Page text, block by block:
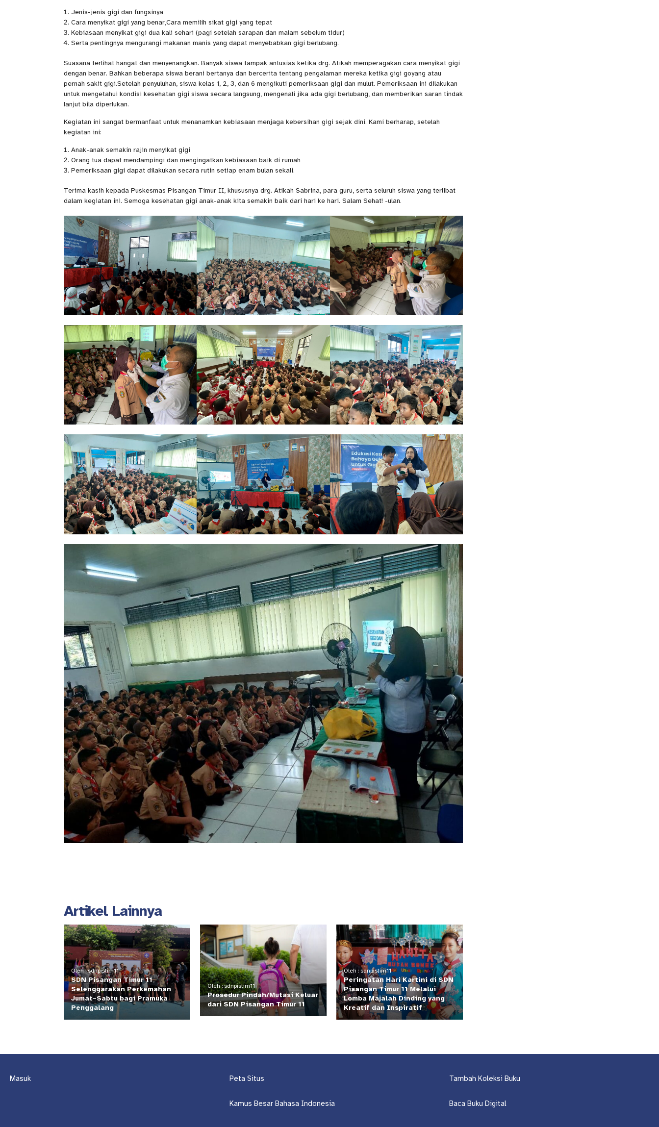
Jenis-jenis gigi dan fungsinya
Cara menyikat gigi yang benar,Cara memilih sikat gigi yang tepat
Kebiasaan menyikat gigi dua kali sehari (pagi setelah sarapan dan malam sebelum tidur)
Serta pentingnya mengurangi makanan manis yang dapat menyebabkan gigi berlubang.
Suasana terlihat hangat dan menyenangkan. Banyak siswa tampak antusias ketika drg. Atikah memperagakan cara menyikat gigi
dengan benar. Bahkan beberapa siswa berani bertanya dan bercerita tentang pengalaman mereka ketika gigi goyang atau
pernah sakit gigi.Setelah penyuluhan, siswa kelas 1, 2, 3, dan 6 mengikuti pemeriksaan gigi dan mulut. Pemeriksaan ini dilakukan
untuk mengetahui kondisi kesehatan gigi siswa secara langsung, mengenali jika ada gigi berlubang, dan memberikan saran tindak
lanjut bila diperlukan.
Kegiatan ini sangat bermanfaat untuk menanamkan kebiasaan menjaga kebersihan gigi sejak dini. Kami berharap, setelah
kegiatan ini:
Anak-anak semakin rajin menyikat gigi
Orang tua dapat mendampingi dan mengingatkan kebiasaan baik di rumah
Pemeriksaan gigi dapat dilakukan secara rutin setiap enam bulan sekali.
Terima kasih kepada Puskesmas Pisangan Timur II, khususnya drg. Atikah Sabrina, para guru, serta seluruh siswa yang terlibat
dalam kegiatan ini. Semoga kesehatan gigi anak-anak kita semakin baik dari hari ke hari. Salam Sehat! -ulan.
Artikel Lainnya
Oleh : sdnpistim11
SDN Pisangan Timur 11
Selenggarakan Perkemahan
Jumat–Sabtu bagi Pramuka
Penggalang
Oleh : sdnpistim11
Prosedur Pindah/Mutasi Keluar
dari SDN Pisangan Timur 11
Oleh : sdnpistim11
Peringatan Hari Kartini di SDN
Pisangan Timur 11 Melalui
Lomba Majalah Dinding yang
Kreatif dan Inspiratif
Masuk Peta Situs
Kamus Besar Bahasa Indonesia
Tambah Koleksi Buku
Baca Buku Digital